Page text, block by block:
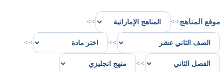
موقع المناهج>>
>>
>>
>>
>>